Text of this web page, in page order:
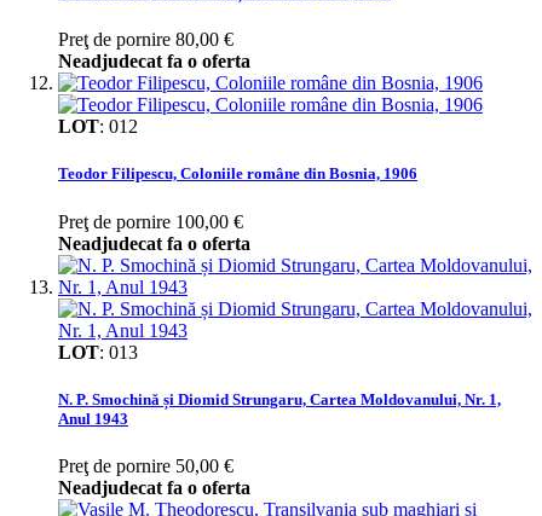
Preţ de pornire 80,00 €
Neadjudecat fa o oferta
LOT: 012
Teodor Filipescu, Coloniile române din Bosnia, 1906
Preţ de pornire 100,00 €
Neadjudecat fa o oferta
LOT: 013
N. P. Smochină și Diomid Strungaru, Cartea Moldovanului, Nr. 1,
Anul 1943
Preţ de pornire 50,00 €
Neadjudecat fa o oferta